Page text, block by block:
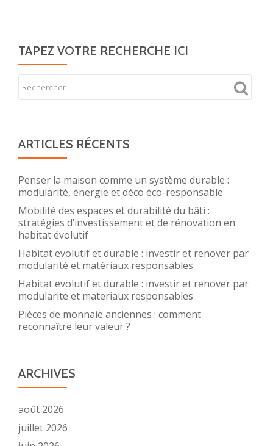
TAPEZ VOTRE RECHERCHE ICI
ARTICLES RÉCENTS
Penser la maison comme un système durable :
modularité, énergie et déco éco-responsable
Mobilité des espaces et durabilité du bâti :
stratégies d’investissement et de rénovation en
habitat évolutif
Habitat evolutif et durable : investir et renover par
modularité et matériaux responsables
Habitat evolutif et durable : investir et renover par
modularite et materiaux responsables
Pièces de monnaie anciennes : comment
reconnaître leur valeur ?
ARCHIVES
août 2026
juillet 2026